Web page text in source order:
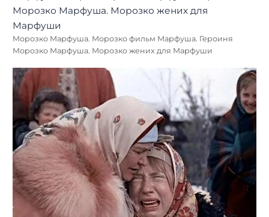
Морозко Марфуша. Морозко фильм Марфуша. Героиня
Морозко Марфуша. Морозко жених для Марфуши